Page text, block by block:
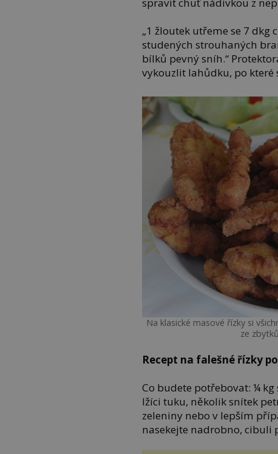
spravit chuť nádivkou z
„1 žloutek utřeme se 7 dkg
studených strouhaných
bílků pevný sníh.“
vykouzlit lahůdku, po
Na klasické masové řízky si
ze
Recept na falešné řízky
Co budete potřebovat: ¼ kg
lžíci tuku, několik snítek
zeleniny nebo v lepším
nasekejte nadrobno, cibuli